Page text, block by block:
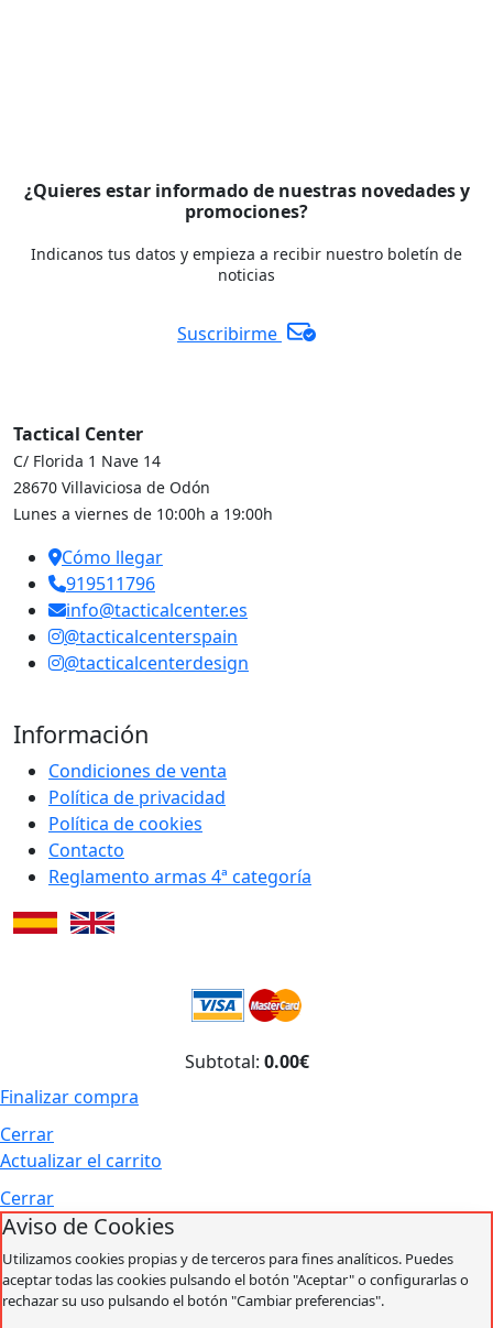
¿Quieres estar informado de nuestras novedades y
promociones?
Indicanos tus datos y empieza a recibir nuestro boletín de
noticias
Suscribirme
Tactical Center
C/ Florida 1 Nave 14
28670 Villaviciosa de Odón
Lunes a viernes de 10:00h a 19:00h
Cómo llegar
919511796
info@tacticalcenter.es
@tacticalcenterspain
@tacticalcenterdesign
Información
Condiciones de venta
Política de privacidad
Política de cookies
Contacto
Reglamento armas 4ª categoría
Subtotal: 0.00€
Finalizar compra
Cerrar
Actualizar el carrito
Cerrar
Aviso de Cookies
Utilizamos cookies propias y de terceros para fines analíticos. Puedes
aceptar todas las cookies pulsando el botón "Aceptar" o configurarlas o
rechazar su uso pulsando el botón "Cambiar preferencias".